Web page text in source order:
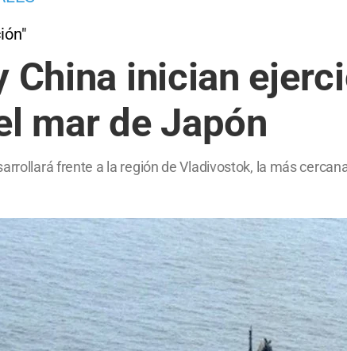
China inician
mar de Japón
frente a la región de Vladivostok, la más